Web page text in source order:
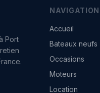
Port
NAVIGATION
Accueil
Bateaux neufs
Occasions
Moteurs
Location